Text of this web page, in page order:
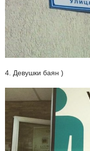
4. Девушки баян )